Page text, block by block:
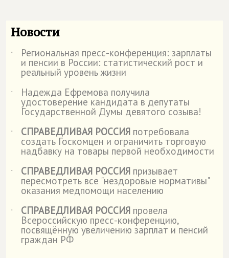
Новости
˙ Региональная пресс-конференция: зарплаты
и пенсии в России: статистический рост и
реальный уровень жизни
˙
Надежда Ефремова получила
удостоверение кандидата в депутаты
Государственной Думы девятого созыва!
˙
СПРАВЕДЛИВАЯ РОССИЯ потребовала
создать Госкомцен и ограничить торговую
надбавку на товары первой необходимости
˙
СПРАВЕДЛИВАЯ РОССИЯ призывает
пересмотреть все "нездоровые нормативы"
оказания медпомощи населению
˙
СПРАВЕДЛИВАЯ РОССИЯ провела
Всероссийскую пресс-конференцию,
посвящённую увеличению зарплат и пенсий
граждан РФ